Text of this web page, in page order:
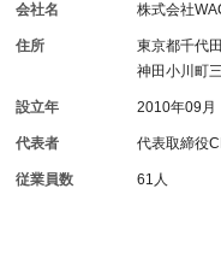
会社名 株式会社
住所
東京都千代
神田小川町
設立年 2010年09月
代表者 代表取締役
従業員数 61人